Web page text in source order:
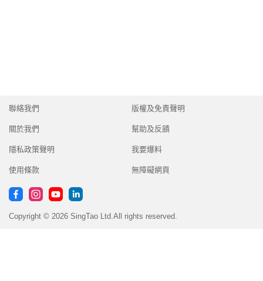
聯絡我們
關於我們
隱私政策聲明
使用條款
版權及免責聲明
幫助及反饋
我要爆料
無障礙網頁
Copyright © 2026 SingTao Ltd.All rights reserved.